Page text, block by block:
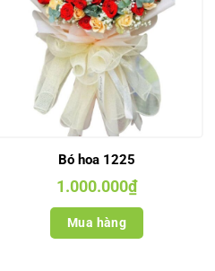
Bó hoa 1225
1.000.000₫
Mua hàng